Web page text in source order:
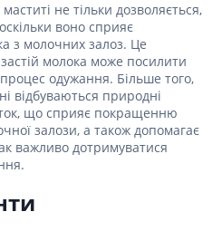
не тільки дозволяється,
воно сприяє
з молочних залоз. Це
молока може посилити
одужання. Більше того,
відбуваються природні
що сприяє покращенню
залози, а також допомагає
важливо дотримуватися